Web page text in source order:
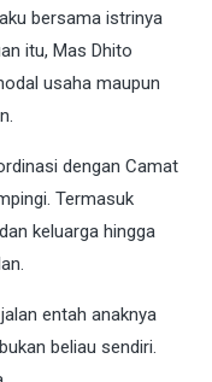
bersama istrinya
itu, Mas Dhito
usaha maupun
dengan Camat
Termasuk
keluarga hingga
entah anaknya
beliau sendiri.